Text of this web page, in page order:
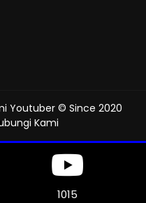
Youtuber © Since 2020
Kami
1154